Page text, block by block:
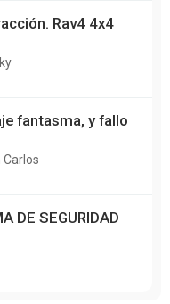
Rav4 4x4
fantasma, y fallo
Carlos
DE SEGURIDAD